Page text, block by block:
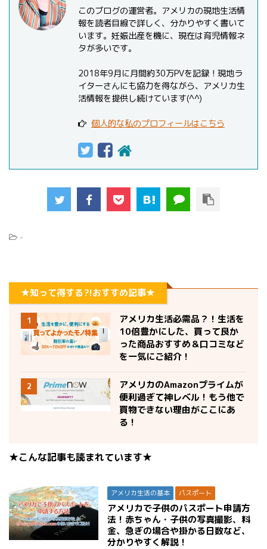
このブログの運営者。アメリカの現地生活情
報を読者目線で詳しく、分かりやすく書いて
います。妊娠出産を機に、現在は育児情報ネ
タが多いです。
2018年9月に月間約30万PVを記録！現地ラ
イターさんにも協力を得ながら、アメリカ生
活情報を提供し続けています(^^)
個人的な私のプロフィールはこちら
-
★知って得する?!おすすめ記事★
1
アメリカ生活必需品？！生活を
10倍豊かにした、買って良か
った商品おすすめ＆口コミなど
を一気にご紹介！
2
アメリカのAmazonプライムが
便利過ぎて神レベル！もう他で
買物できない理由がここにあ
る！
★こんな記事も読まれています★
アメリカ生活の基本 パスポート
アメリカで子供のパスポート申請方
法！赤ちゃん・子供の写真撮影、料
金、急ぎの場合や掛かる日数など、
分かりやすく解説！